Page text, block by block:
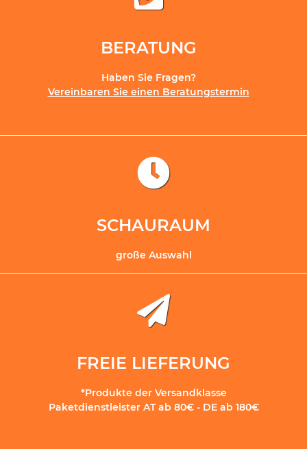
BERATUNG
Haben Sie Fragen?
Vereinbaren Sie einen Beratungstermin
SCHAURAUM
große Auswahl
FREIE LIEFERUNG
*Produkte der Versandklasse
Paketdienstleister AT ab 80€ - DE ab 180€